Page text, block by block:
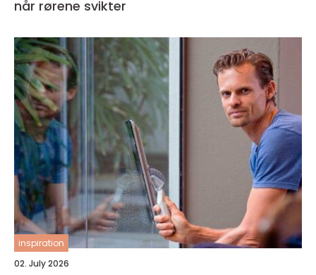
når rørene svikter
inspiration
02. July 2026